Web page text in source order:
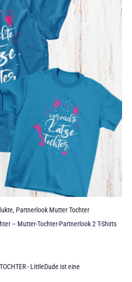
, Partnerlook Mutter Tochter
– Mutter-Tochter-Partnerlook 2 T-Shirts
- LittleDude ist eine